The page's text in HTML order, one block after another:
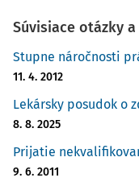
Súvisiace otázky
Stupne náročnosti
11. 4. 2012
Lekársky posudok o
8. 8. 2025
Prijatie
9. 6. 2011